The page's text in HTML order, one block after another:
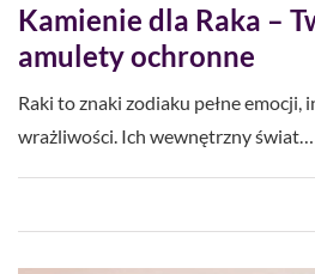
Kamienie dla Raka –
amulety ochronne
Raki to znaki zodiaku pełne emocji,
wrażliwości. Ich wewnętrzny świat…